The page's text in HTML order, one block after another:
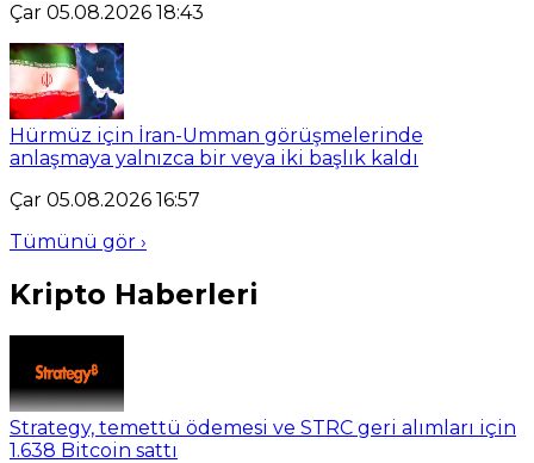
Çar 05.08.2026 18:43
Hürmüz için İran-Umman görüşmelerinde
anlaşmaya yalnızca bir veya iki başlık kaldı
Çar 05.08.2026 16:57
Tümünü gör ›
Kripto Haberleri
Strategy, temettü ödemesi ve STRC geri alımları için
1.638 Bitcoin sattı